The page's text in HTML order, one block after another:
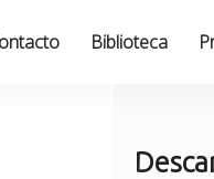
Biblioteca